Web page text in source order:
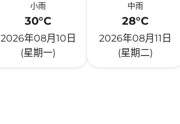
小雨
30°C
2026年08月10日
(星期一)
中雨
28°C
2026年08月11日
(星期二)